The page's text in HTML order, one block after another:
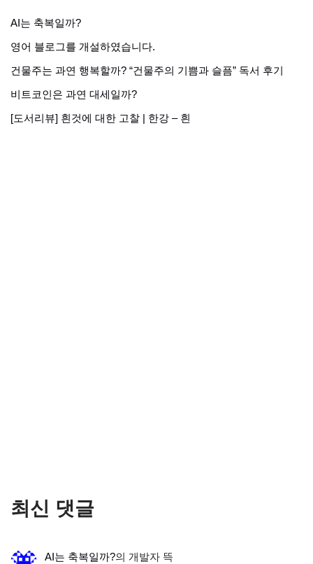
AI는 축복일까?
영어 블로그를 개설하였습니다.
건물주는 과연 행복할까? “건물주의 기쁨과 슬픔” 독서 후기
비트코인은 과연 대세일까?
[도서리뷰] 흰것에 대한 고찰 | 한강 – 흰
최신 댓글
AI는 축복일까?의 개발자 뜩